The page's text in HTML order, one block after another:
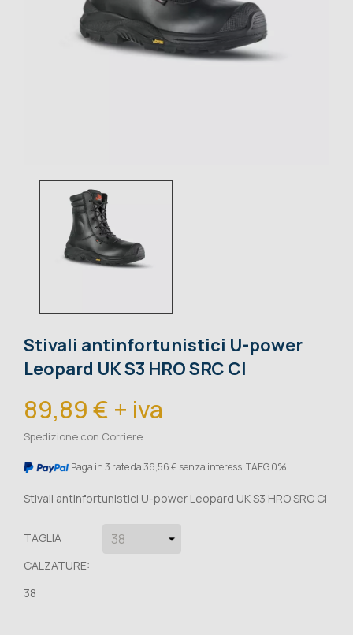
Stivali antinfortunistici U-power
Leopard UK S3 HRO SRC CI
89,89 € + iva
Spedizione con Corriere
Paga in 3 rate da 36,56 € senza interessi TAEG 0%.
Stivali antinfortunistici U-power Leopard UK S3 HRO SRC CI
TAGLIA
CALZATURE:
38